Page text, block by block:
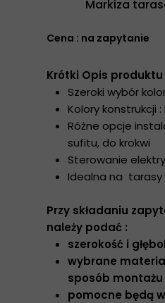
Markiza
Cena : na zapytanie
Krótki Opis produktu
Szeroki wybór
Kolory konstrukcji :
Różne opcje
sufitu, do krokwi
Sterowanie
Idealna na tarasy
Przy składaniu
należy podać :
szerokość i
wybrane
sposób
pomocne będą